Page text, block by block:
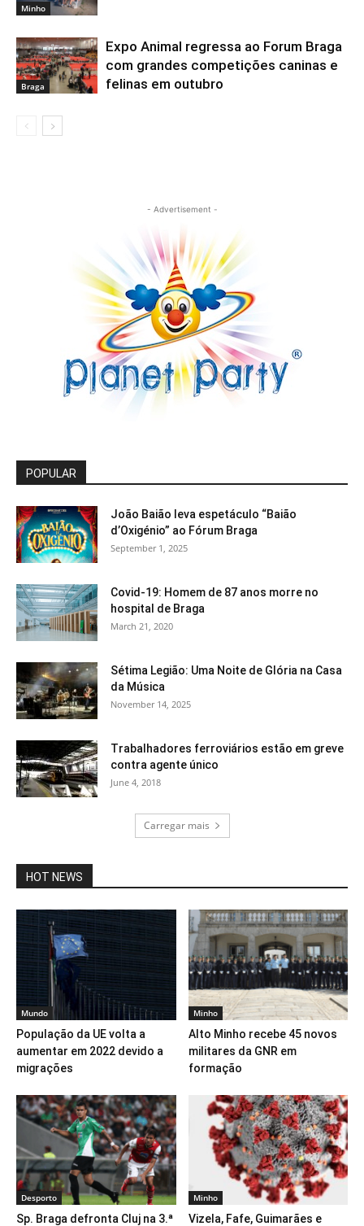
Minho
Braga
Expo Animal regressa ao Forum Braga
com grandes competições caninas e
felinas em outubro
- Advertisement -
POPULAR
João Baião leva espetáculo “Baião
d’Oxigénio” ao Fórum Braga
September 1, 2025
Covid-19: Homem de 87 anos morre no
hospital de Braga
March 21, 2020
Sétima Legião: Uma Noite de Glória na Casa
da Música
November 14, 2025
Trabalhadores ferroviários estão em greve
contra agente único
June 4, 2018
Carregar mais
HOT NEWS
Mundo
População da UE volta a
aumentar em 2022 devido a
migrações
Minho
Alto Minho recebe 45 novos
militares da GNR em
formação
Desporto
Sp. Braga defronta Cluj na 3.ª
Minho
Vizela, Fafe, Guimarães e